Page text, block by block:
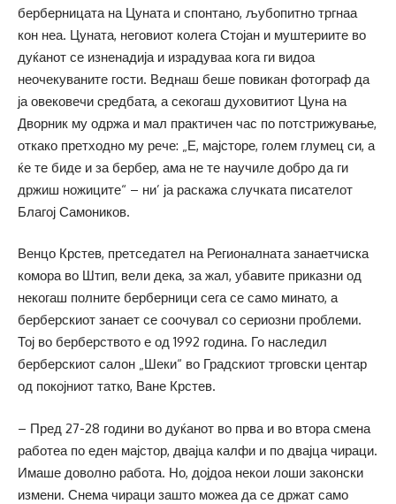
берберницата на Цуната и спонтано, љубопитно тргнаа
кон неа. Цуната, неговиот колега Стојан и муштериите во
дуќанот се изненадија и израдуваа кога ги видоа
неочекуваните гости. Веднаш беше повикан фотограф да
ја овековечи средбата, а секогаш духовитиот Цуна на
Дворник му одржа и мал практичен час по потстрижување,
откако претходно му рече: „Е, мајсторе, голем глумец си, а
ќе те биде и за бербер, ама не те научиле добро да ги
држиш ножиците“ – ни’ ја раскажа случката писателот
Благој Самоников.
Венцо Крстев, претседател на Регионалната занаетчиска
комора во Штип, вели дека, за жал, убавите приказни од
некогаш полните берберници сега се само минато, а
берберскиот занает се соочувал со сериозни проблеми.
Тој во берберството е од 1992 година. Го наследил
берберскиот салон „Шеки“ во Градскиот трговски центар
од покојниот татко, Ване Крстев.
– Пред 27-28 години во дуќанот во прва и во втора смена
работеа по еден мајстор, двајца калфи и по двајца чираци.
Имаше доволно работа. Но, дојдоа некои лоши законски
измени. Снема чираци зашто можеа да се држат само